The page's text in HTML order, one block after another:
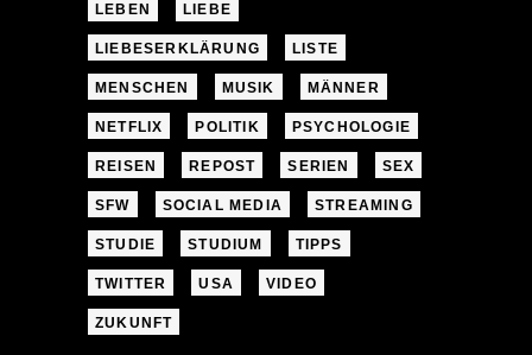
LEBEN LIEBE
LIEBESERKLÄRUNG LISTE
MENSCHEN MUSIK MÄNNER
NETFLIX POLITIK PSYCHOLOGIE
REISEN REPOST SERIEN SEX
SFW SOCIAL MEDIA STREAMING
STUDIE STUDIUM TIPPS
TWITTER USA VIDEO
ZUKUNFT